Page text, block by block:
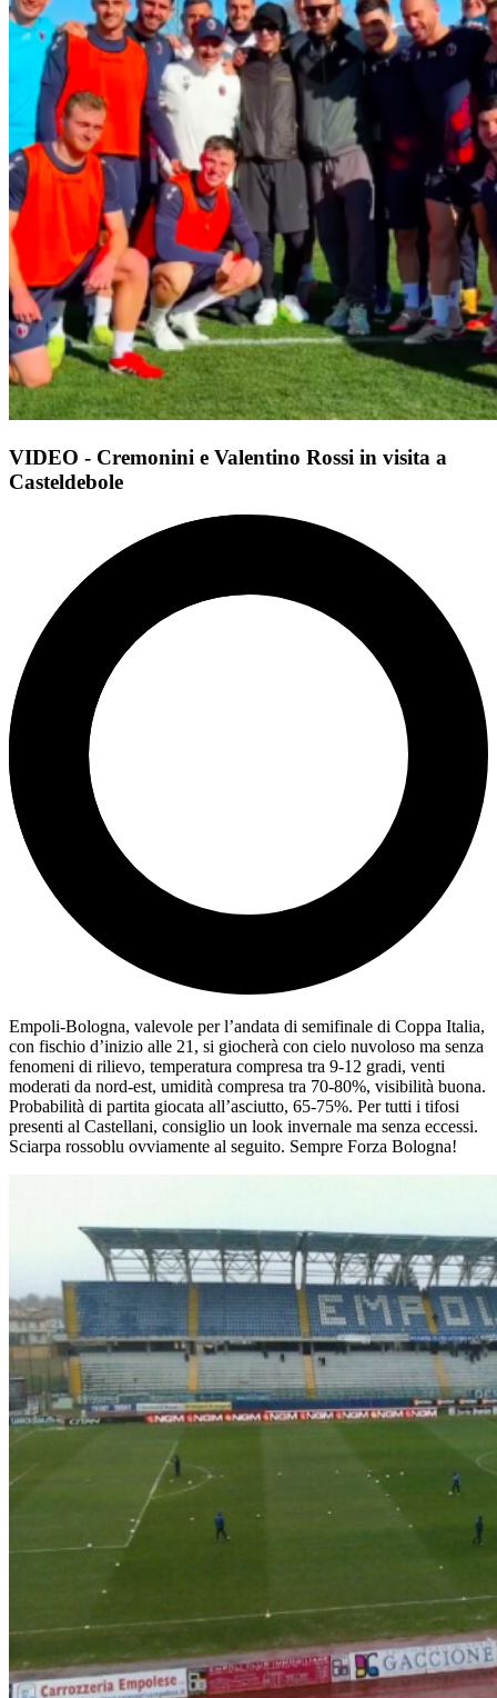
VIDEO - Cremonini e Valentino Rossi in visita a
Casteldebole
Empoli-Bologna, valevole per l’andata di semifinale di Coppa Italia,
con fischio d’inizio alle 21, si giocherà con cielo nuvoloso ma senza
fenomeni di rilievo, temperatura compresa tra 9-12 gradi, venti
moderati da nord-est, umidità compresa tra 70-80%, visibilità buona.
Probabilità di partita giocata all’asciutto, 65-75%. Per tutti i tifosi
presenti al Castellani, consiglio un look invernale ma senza eccessi.
Sciarpa rossoblu ovviamente al seguito. Sempre Forza Bologna!